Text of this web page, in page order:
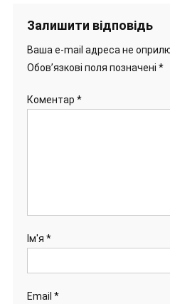
Залишити відповідь
Ваша e-mail адреса не
Обов’язкові поля позначені *
Коментар *
Ім'я *
Email *